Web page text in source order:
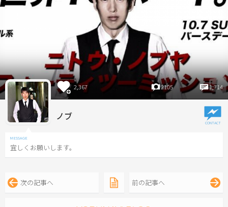
2,367 2105 1,714
ノブ
宜しくお願いします。
次の記事へ 前の記事へ